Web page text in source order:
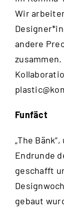
Wir
andere
Funfäct
„The
Endrunde
geschafft
gebaut